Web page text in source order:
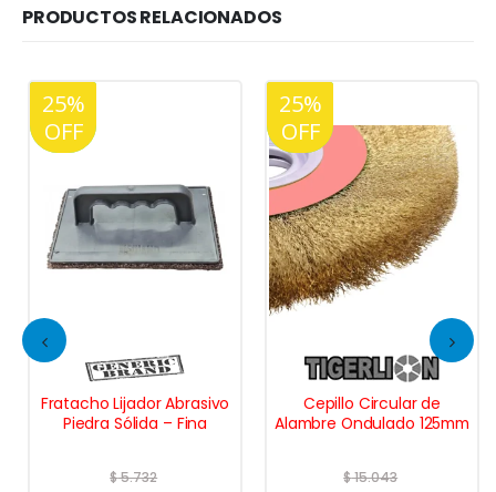
PRODUCTOS RELACIONADOS
25%
OFF
20%
OFF
Fratacho Lijador Abrasivo
Piedra Sólida – Fina
$5.732
25%
OFF
20%
OFF
Cepillo Circular de
Alambre Ondulado 125mm
$15.043